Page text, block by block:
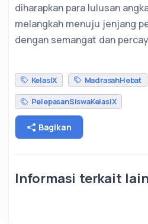
diharapkan para lulusan
melangkah menuju jenjang
dengan semangat dan
KelasIX MadrasahHebat
PelepasanSiswaKelasIX
Bagikan
Informasi terkait